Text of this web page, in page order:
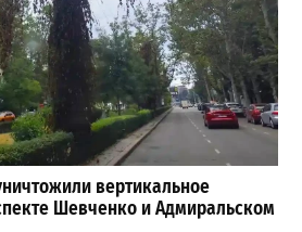
вертикальное
Шевченко и Адмиральском